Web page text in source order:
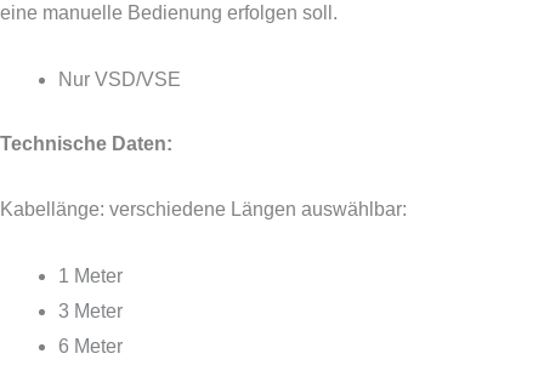
eine manuelle Bedienung erfolgen soll.
Nur VSD/VSE
Technische Daten:
Kabellänge: verschiedene Längen auswählbar:
1 Meter
3 Meter
6 Meter